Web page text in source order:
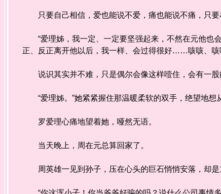
只要自己相信，爱也能说不爱，痛也能说不痛，只要
“爱理姊，我一定、一定要坚强起来，不然在元他也
正、反正离开他以后，我一样、会过得很好……咳咳、
说识其实并不难，只是偶尔会像这样噎住，会有一
“爱理姊。”她紧紧握住那温暖柔软的双手，绝望地想
罗爱理心痛地望着她，哑然无语。
当天晚上，周在元总算回家了。
周英雄一见到孙子，压在心头的巨石悄悄安落，却是